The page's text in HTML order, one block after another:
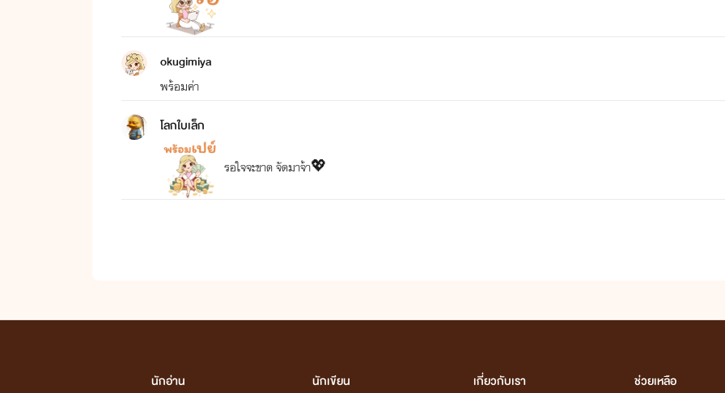
okugimiya
พร้อมค่า
โลกใบเล็ก
รอใจจะขาด จัดมาจ้า💖
นักอ่าน นักเขียน เกี่ยวกับเรา ช่วยเหลือ